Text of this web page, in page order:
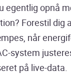
egentlig opnå
Forestil dig
når
system
på live-data.